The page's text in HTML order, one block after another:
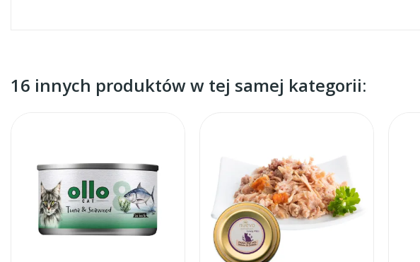
16 innych produktów w tej samej kategorii: